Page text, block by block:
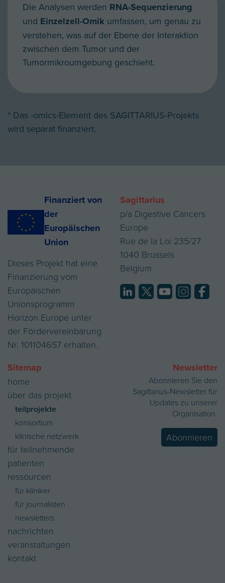
Die Analysen werden RNA-Sequenzierung
und Einzelzell-Omik umfassen, um genau zu
verstehen, was auf der Ebene der Interaktion
zwischen dem Tumor und der
Tumormikroumgebung geschieht.
* Das -omics-Element des SAGITTARIUS-Projekts
wird separat finanziert.
Finanziert von
der
Europäischen
Union
Dieses Projekt hat eine
Finanzierung vom
Europäischen
Unionsprogramm
Horizon Europe unter
der Fördervereinbarung
Nr. 101104657 erhalten.
Sagittarius
p/a Digestive Cancers
Europe
Rue de la Loi 235/27
1040 Brussels
Belgium
Sitemap
home
über das projekt
teilprojekte
konsortium
klinische netzwerk
für teilnehmende
patienten
ressourcen
für kliniker
für journalisten
newsletters
nachrichten
veranstaltungen
kontakt
Newsletter
Abonnieren Sie den
Sagittarius-Newsletter für
Updates zu unserer
Organisation.
Abonnieren